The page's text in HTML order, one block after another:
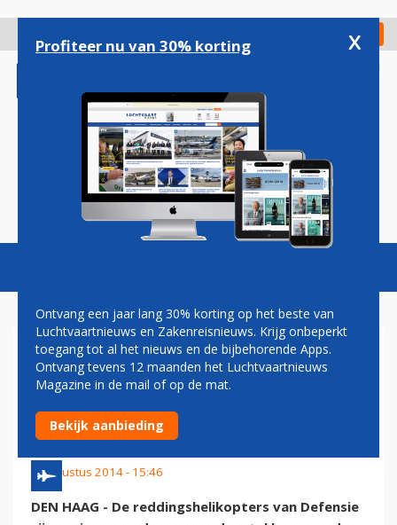
gaan
Check in
Magazine Podcasts Vacatures
RECORDAANTAL
PATIËNTENVLUCHTEN VAN
WADDEN
5 augustus 2014 - 15:46
DEN HAAG - De reddingshelikopters van Defensie
Profiteer nu van 30% korting x
Ontvang een jaar lang 30% korting op het beste van
Luchtvaartnieuws en Zakenreisnieuws. Krijg onbeperkt
toegang tot al het nieuws en de bijbehorende Apps.
Ontvang tevens 12 maanden het Luchtvaartnieuws
Magazine in de mail of op de mat.
Bekijk aanbieding